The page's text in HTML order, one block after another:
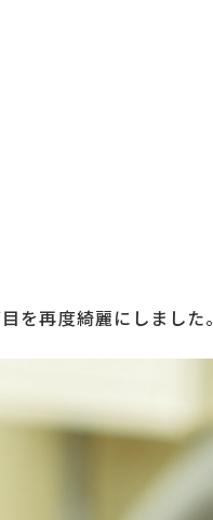
を再度綺麗にしました。